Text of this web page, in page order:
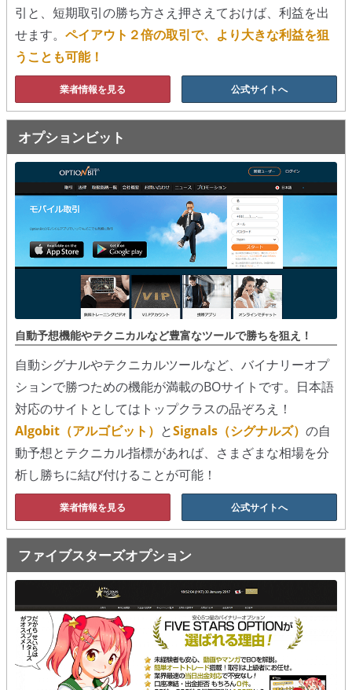
移動平均線
トレンド順張り
MACD
RSI
ボリンジャーバンド
ストラテジーアドバイザー
トレーダーズ・チョイス
スプレッド取引
アルゴビット
シグナルズ
詐欺・ステマなどBO裏話
ステマに注意！
２ちゃんまとめ風の詐欺サイト
引と、短期取引の勝ち方さえ押さえておけば、利益を出
せます。 ペイアウト２倍の取引で、より大きな利益を狙
うことも可能！
業者情報を見る 公式サイトへ
オプションビット
自動予想機能やテクニカルなど豊富なツールで勝ちを狙え！
自動シグナルやテクニカルツールなど、バイナリーオプ
ションで勝つための機能が満載のBOサイトです。日本語
対応のサイトとしてはトップクラスの品ぞろえ！
Algobit（アルゴビット） とSignals（シグナルズ） の自
動予想とテクニカル指標があれば、さまざまな相場を分
析し勝ちに結び付けることが可能！
業者情報を見る 公式サイトへ
ファイブスターズオプション